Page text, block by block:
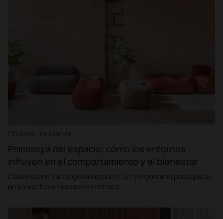
Oficinas · Inspiración
Psicología del espacio: cómo los entornos
influyen en el comportamiento y el bienestar
Claves sobre psicología del espacio, luz y ergonomía para aplicar
en proyectos en espacios contract.